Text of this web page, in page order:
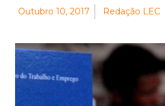
Outubro 10, 2017 Redação LEC